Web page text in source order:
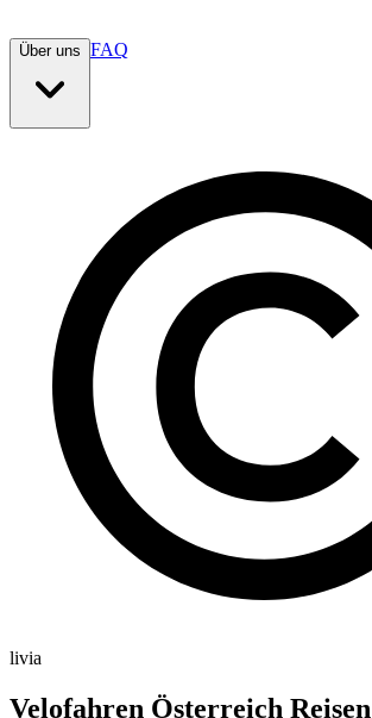
Über uns FAQ
livia
Velofahren Österreich Reisen